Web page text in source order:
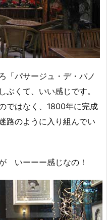
「パサージュ・デ・パノ
ぶくて、いい感じです。
ではなく、1800年に完成
路のように入り組んでい
いーーー感じなの！